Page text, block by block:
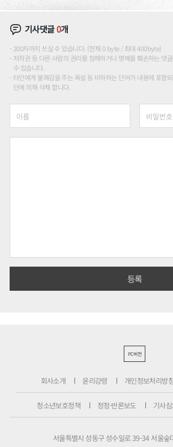
기사댓글0개
200자까지 쓰실 수 있습니다. (현재 0 byte / 최대 400byte)
저작권 등 다른 사람의 권리를 침해하거나 명예를 훼손하는 댓
수 있습니다.
타인에게 불쾌감을 주는 욕설 등 비하하는 단어가 내용에 포함
단에 의해 삭제 합니다.
PC버전
회사소개 윤리강령 개인정보처리방
청소년보호정책 정정·반론보도 기사
서울특별시 성동구 성수일로 39-34 서울숲